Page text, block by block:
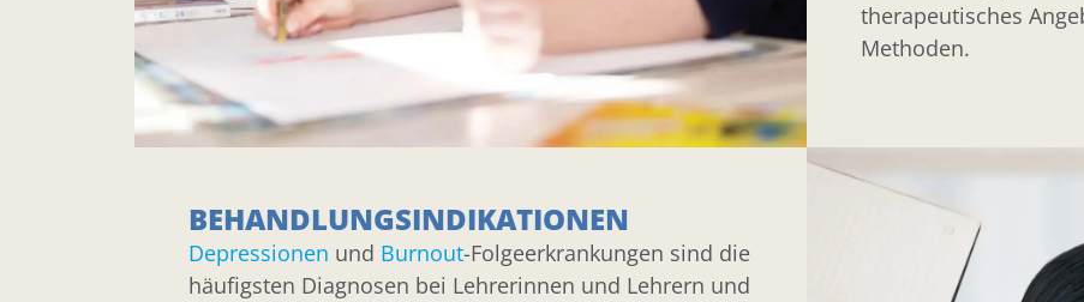
therapeutisches
Methoden.
BEHANDLUNGSINDIKATIONEN
Depressionen und Burnout-Folgeerkrankungen sind die
häufigsten Diagnosen bei Lehrerinnen und Lehrern und